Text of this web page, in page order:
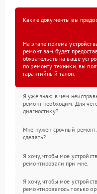
Какие документы вы
На этапе приема
ремонт вам будет
обязательств на ваше
по ремонту техники, вы
гарантийный талон.
Я уже знаю в чем
ремонт необходим. Для
диагностику?
Мне нужен срочный
сделать?
Я хочу, чтобы мое
ремонтировали при мне.
Я хочу, чтобы мое
ремонтировалось только